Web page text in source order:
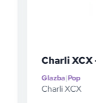
Charli XCX
Glazba|Pop
Charli XCX